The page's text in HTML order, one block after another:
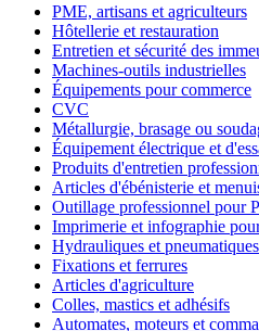
PME, artisans et agriculteurs
Hôtellerie et restauration
Entretien et sécurité des
Machines-outils industrielles
Équipements pour commerce
CVC
Métallurgie, brasage ou
Équipement électrique et
Produits d'entretien
Articles d'ébénisterie et
Outillage professionnel pour
Imprimerie et infographie
Hydrauliques et pneumatiques
Fixations et ferrures
Articles d'agriculture
Colles, mastics et adhésifs
Automates, moteurs et